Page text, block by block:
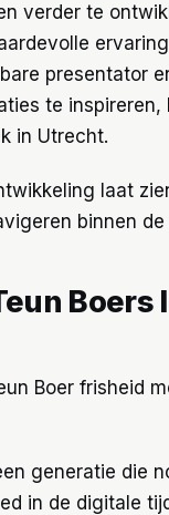
verder te
presentator
te
in Utrecht.
laat
binnen
Boer frisheid
generatie die
in de digitale